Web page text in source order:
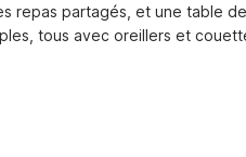
repas partagés, et une table
tous avec oreillers et